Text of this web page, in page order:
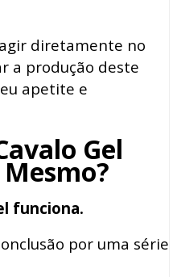
agir diretamente no
a produção deste
apetite e
Gel
funciona.
por uma série